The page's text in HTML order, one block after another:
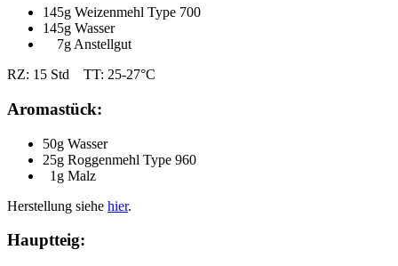
145g Weizenmehl Type 700
145g Wasser
7g Anstellgut
RZ: 15 Std TT: 25-27°C
Aromastück:
50g Wasser
25g Roggenmehl Type 960
1g Malz
Herstellung siehe hier.
Hauptteig: